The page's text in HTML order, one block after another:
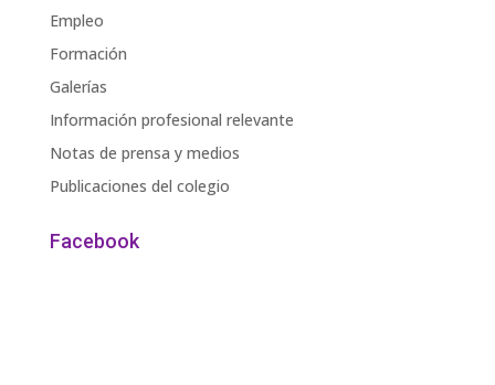
Empleo
Formación
Galerías
Información profesional relevante
Notas de prensa y medios
Publicaciones del colegio
Facebook